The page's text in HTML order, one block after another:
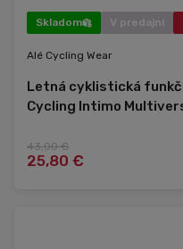
Skladom V predajni
Alé Cycling Wear
Letná cyklistická
Cycling Intimo
43,00 €
25,80 €